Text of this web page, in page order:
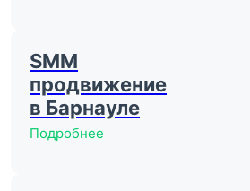
SMM
продвижение
в Барнауле
Подробнее